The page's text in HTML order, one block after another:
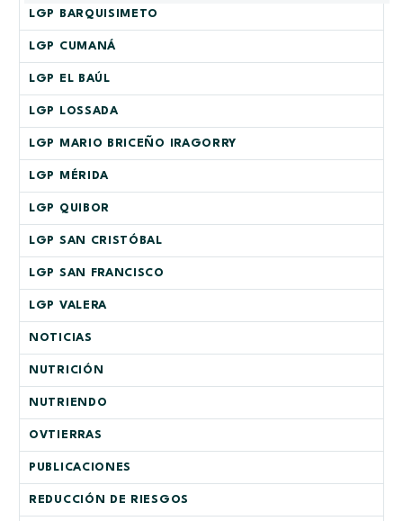
LGP BARQUISIMETO
LGP CUMANÁ
LGP EL BAÚL
LGP LOSSADA
LGP MARIO BRICEÑO IRAGORRY
LGP MÉRIDA
LGP QUIBOR
LGP SAN CRISTÓBAL
LGP SAN FRANCISCO
LGP VALERA
NOTICIAS
NUTRICIÓN
NUTRIENDO
OVTIERRAS
PUBLICACIONES
REDUCCIÓN DE RIESGOS